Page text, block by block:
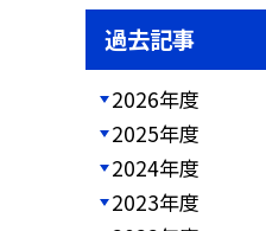
過去記事
2026年度
2025年度
2024年度
2023年度